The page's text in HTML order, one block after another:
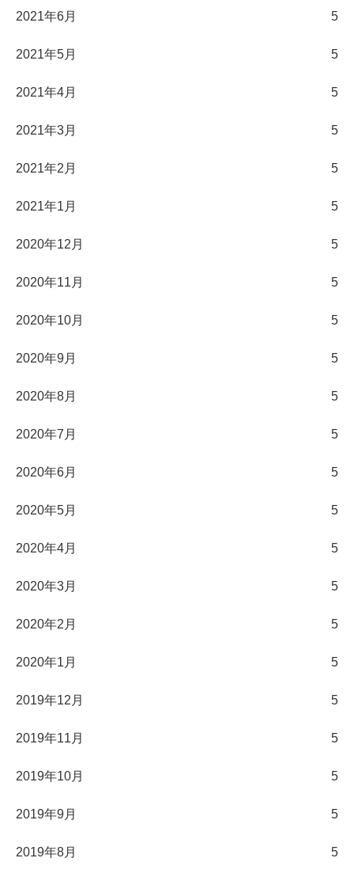
2021年6月 5
2021年5月 5
2021年4月 5
2021年3月 5
2021年2月 5
2021年1月 5
2020年12月 5
2020年11月 5
2020年10月 5
2020年9月 5
2020年8月 5
2020年7月 5
2020年6月 5
2020年5月 5
2020年4月 5
2020年3月 5
2020年2月 5
2020年1月 5
2019年12月 5
2019年11月 5
2019年10月 5
2019年9月 5
2019年8月 5